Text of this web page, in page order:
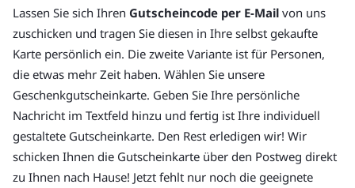
Lassen Sie sich Ihren Gutscheincode per E-Mail von uns
zuschicken und tragen Sie diesen in Ihre selbst gekaufte
Karte persönlich ein. Die zweite Variante ist für Personen,
die etwas mehr Zeit haben. Wählen Sie unsere
Geschenkgutscheinkarte. Geben Sie Ihre persönliche
Nachricht im Textfeld hinzu und fertig ist Ihre individuell
gestaltete Gutscheinkarte. Den Rest erledigen wir! Wir
schicken Ihnen die Gutscheinkarte über den Postweg direkt
zu Ihnen nach Hause! Jetzt fehlt nur noch die geeignete